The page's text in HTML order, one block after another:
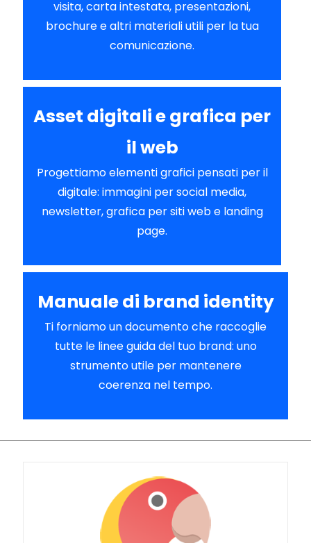
visita, carta intestata, presentazioni,
brochure e altri materiali utili per la tua
comunicazione.
Asset digitali e grafica per
il web
Progettiamo elementi grafici pensati per il
digitale: immagini per social media,
newsletter, grafica per siti web e landing
page.
Manuale di brand identity
Ti forniamo un documento che raccoglie
tutte le linee guida del tuo brand: uno
strumento utile per mantenere
coerenza nel tempo.